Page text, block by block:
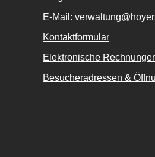
E-Mail:
Kontaktformular
Elektronische
Besucheradressen &